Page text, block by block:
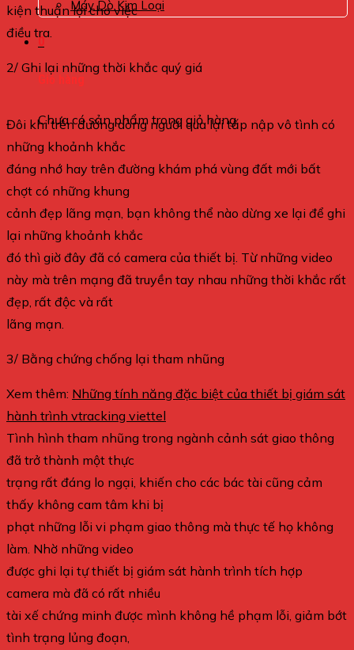
Máy Dò Kim Loại
0
Giỏ hàng
Chưa có sản phẩm trong giỏ hàng.
kiện thuận lợi cho việc
điều tra.
2/ Ghi lại những thời khắc quý giá
Đôi khi trên đường dòng người qua lại tấp nập vô tình có
những khoảnh khắc
đáng nhớ hay trên đường khám phá vùng đất mới bất
chợt có những khung
cảnh đẹp lãng mạn, bạn không thể nào dừng xe lại để ghi
lại những khoảnh khắc
đó thì giờ đây đã có camera của thiết bị. Từ những video
này mà trên mạng đã truyền tay nhau những thời khắc rất
đẹp, rất độc và rất
lãng mạn.
3/ Bằng chứng chống lại tham nhũng
Xem thêm: Những tính năng đặc biệt của thiết bị giám sát
hành trình vtracking viettel
Tình hình tham nhũng trong ngành cảnh sát giao thông
đã trở thành một thực
trạng rất đáng lo ngại, khiến cho các bác tài cũng cảm
thấy không cam tâm khi bị
phạt những lỗi vi phạm giao thông mà thực tế họ không
làm. Nhờ những video
được ghi lại tự thiết bị giám sát hành trình tích hợp
camera mà đã có rất nhiều
tài xế chứng minh được mình không hề phạm lỗi, giảm bớt
tình trạng lủng đoạn,